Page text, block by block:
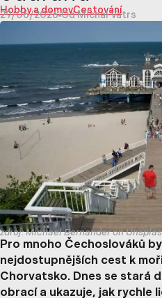
Hobby a domovCestování
29/06/2026 Od Michal Vatrs
zdroj: Michael Bernander on
Pro mnoho Čechoslováků
nejdostupnějších cest k
Chorvatsko. Dnes se stará
obrací a ukazuje, jak rychle